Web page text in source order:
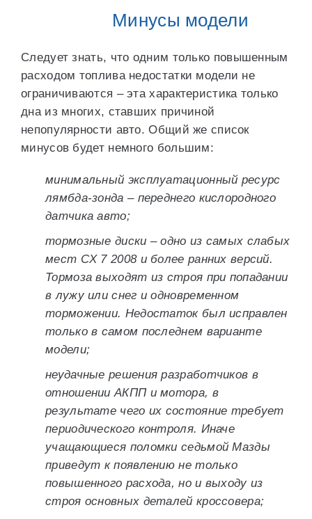
Минусы модели
Следует знать, что одним только повышенным
расходом топлива недостатки модели не
ограничиваются – эта характеристика только
дна из многих, ставших причиной
непопулярности авто. Общий же список
минусов будет немного большим:
минимальный эксплуатационный ресурс
лямбда-зонда – переднего кислородного
датчика авто;
тормозные диски – одно из самых слабых
мест CX 7 2008 и более ранних версий.
Тормоза выходят из строя при попадании
в лужу или снег и одновременном
торможении. Недостаток был исправлен
только в самом последнем варианте
модели;
неудачные решения разработчиков в
отношении АКПП и мотора, в
результате чего их состояние требует
периодического контроля. Иначе
учащающиеся поломки седьмой Мазды
приведут к появлению не только
повышенного расхода, но и выходу из
строя основных деталей кроссовера;